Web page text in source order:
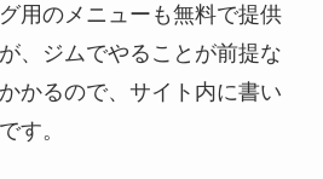
用のメニューも無料で提供
、ジムでやることが前提な
かるので、サイト内に書い
す。